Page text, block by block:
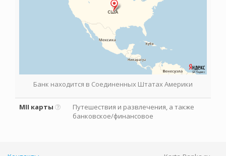
Банк находится в Соединенных Штатах Америки
MII карты
Путешествия и развлечения, а также
банковское/финансовое